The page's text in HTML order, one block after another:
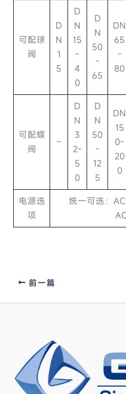
可配球
阀
D
N
1
5
D
N
15
-
4
0
D
N
50
-
65
DN
65
-
80
可配蝶
阀
–
D
N
3
2-
5
0
D
N
50
-
12
5
DN
15
0-
20
0
电源选
项
统一可选：
前一篇